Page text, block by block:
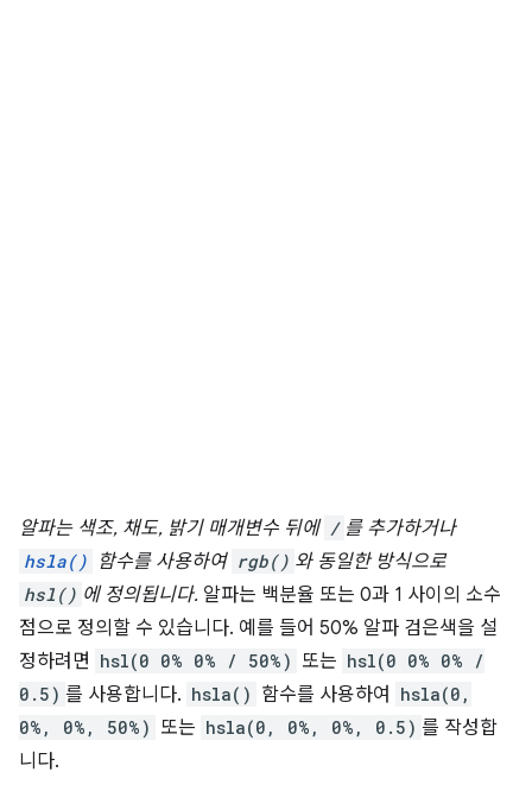
알파는 색조, 채도, 밝기 매개변수 뒤에 / 를 추가하거나
hsla() 함수를 사용하여 rgb() 와 동일한 방식으로
hsl() 에 정의됩니다. 알파는 백분율 또는 0과 1 사이의 소수
점으로 정의할 수 있습니다. 예를 들어 50% 알파 검은색을 설
정하려면 hsl(0 0% 0% / 50%) 또는 hsl(0 0% 0% /
0.5) 를 사용합니다. hsla() 함수를 사용하여
hsla(0,
0%, 0%, 50%) 또는 hsla(0, 0%, 0%, 0.5) 를 작성합
니다.